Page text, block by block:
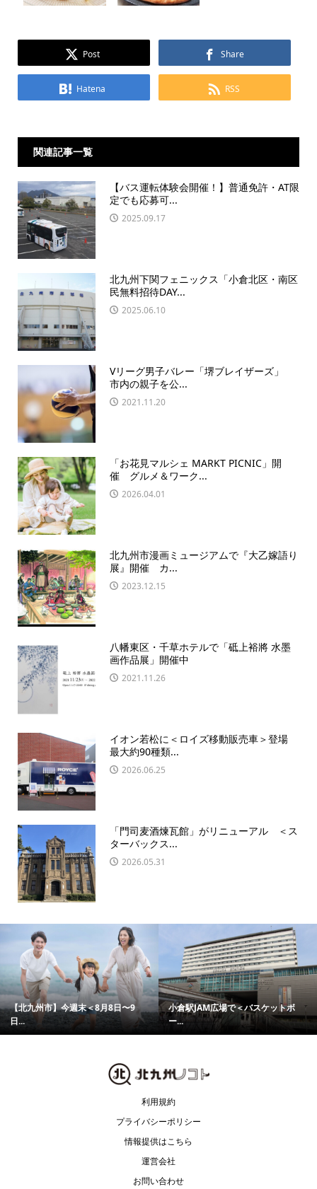
Post Share
Hatena RSS
関連記事一覧
【バス運転体験会開催！】普通免許・AT限
定でも応募可...
2025.09.17
北九州下関フェニックス「小倉北区・南区
民無料招待DAY...
2025.06.10
Vリーグ男子バレー「堺ブレイザーズ」
市内の親子を公...
2021.11.20
「お花見マルシェ MARKT PICNIC」開
催 グルメ＆ワーク...
2026.04.01
北九州市漫画ミュージアムで『大乙嫁語り
展』開催 カ...
2023.12.15
八幡東区・千草ホテルで「砥上裕將 水墨
画作品展」開催中
2021.11.26
イオン若松に＜ロイズ移動販売車＞登場
最⼤約90種類...
2026.06.25
「門司麦酒煉瓦館」がリニューアル ＜ス
ターバックス...
2026.05.31
【北九州市】今週末＜8月8日〜9
日...
小倉駅JAM広場で＜バスケットボ
ー...
利用規約
プライバシーポリシー
情報提供はこちら
運営会社
お問い合わせ